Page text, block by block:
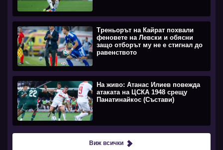
Треньорът на Кайрат похвали
феновете на Левски и обясни
защо отборът му не е стигнал до
равенството
На живо: Атанас Илиев повежда
атаката на ЦСКА 1948 срещу
Панатинайкос (Състави)
Виж всички